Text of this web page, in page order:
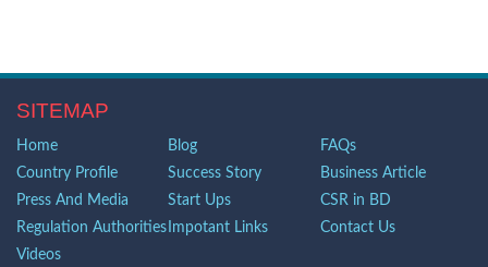
SITEMAP
Home Blog
FAQs
Country Profile
Success Story
Business Article
Press And Media
Start Ups
CSR in BD
Regulation Authorities Impotant Links
Contact Us
Videos